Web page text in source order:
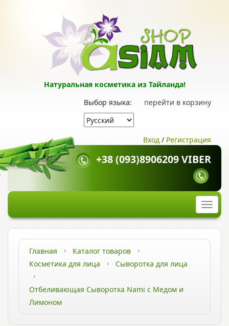
Натуральная косметика из Тайланда!
перейти в корзину
Выбор языка:
Вход / Регистрация
+38 (093)8906209 VIBER
Главная
Каталог товаров
Косметика для лица
Сыворотка для лица
Отбеливающая Сыворотка Nami с Медом и
Лимоном